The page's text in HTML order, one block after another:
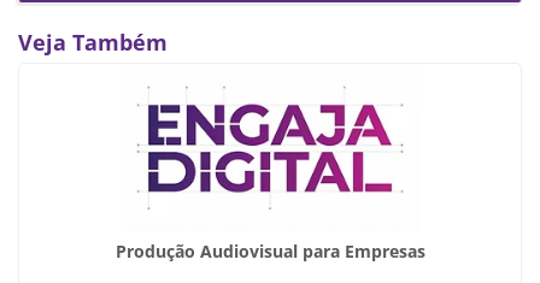
Veja Também
Produção Audiovisual para Empresas